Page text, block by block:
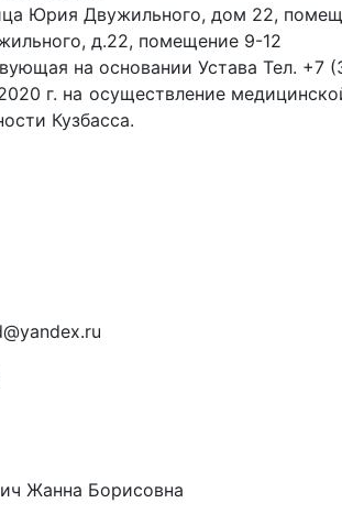
Юрия Двужильного, дом 22,
д.22, помещение 9-12
на основании Устава Тел. +7
г. на осуществление
Кузбасса.
Жанна Борисовна